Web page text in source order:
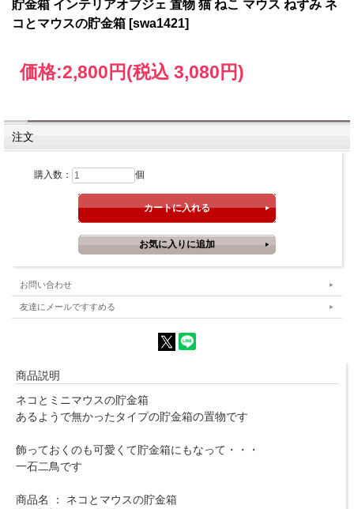
貯金箱 インテリアオブジェ 置物 猫 ねこ マウス ねずみ ネ
コとマウスの貯金箱 [swa1421]
価格:2,800円(税込 3,080円)
注文
購入数： 個
お問い合わせ
友達にメールですすめる
商品説明
ネコとミニマウスの貯金箱
あるようで無かったタイプの貯金箱の置物です
飾っておくのも可愛くて貯金箱にもなって・・・
一石二鳥です
商品名 ： ネコとマウスの貯金箱